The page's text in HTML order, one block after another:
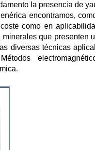
la presencia de
encontramos,
como en
que presenten
diversas técnicas